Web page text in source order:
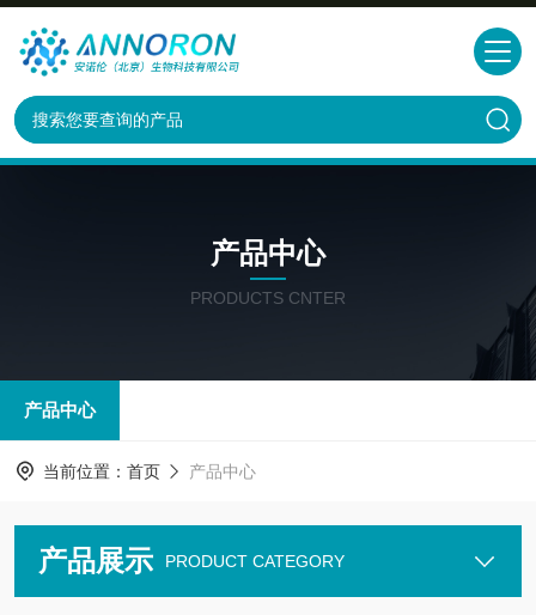
产品中心
PRODUCTS CNTER
产品中心
当前位置： 首页 产品中心
产品展示 PRODUCT CATEGORY